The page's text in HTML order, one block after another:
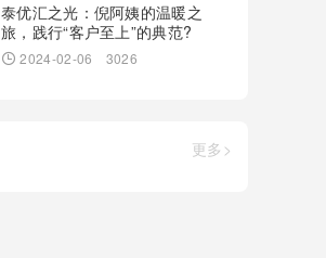
泰优汇之光：倪阿姨的温暖之
旅，践行“客户至上”的典范?
2024-02-06 3026
更多>